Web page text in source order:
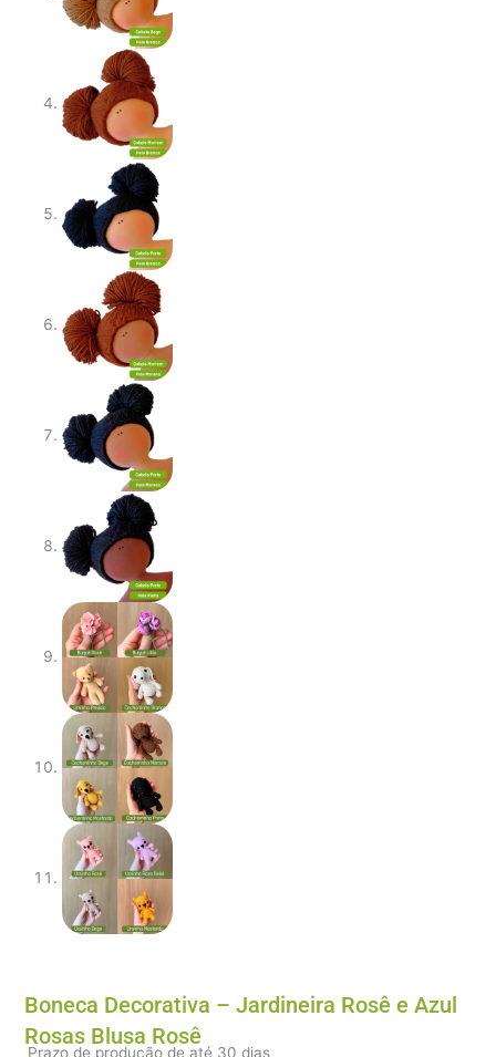
Boneca Decorativa – Jardineira Rosê e Azul
Rosas Blusa Rosê
Prazo de produção de até 30 dias